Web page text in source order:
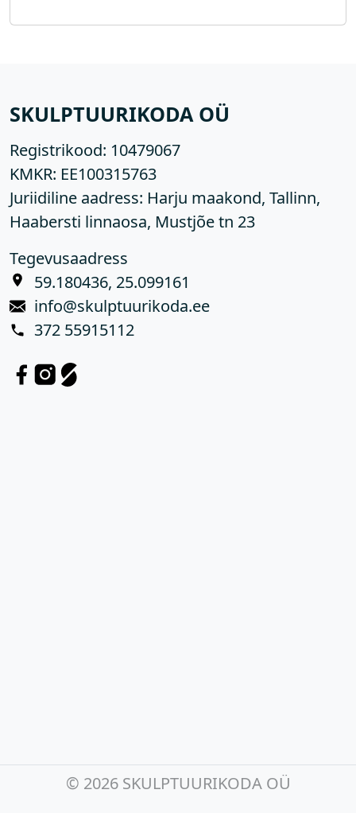
SKULPTUURIKODA OÜ
Registrikood: 10479067
KMKR: EE100315763
Juriidiline aadress: Harju maakond, Tallinn,
Haabersti linnaosa, Mustjõe tn 23
Tegevusaadress
59.180436, 25.099161
info@skulptuurikoda.ee
372 55915112
© 2026 SKULPTUURIKODA OÜ